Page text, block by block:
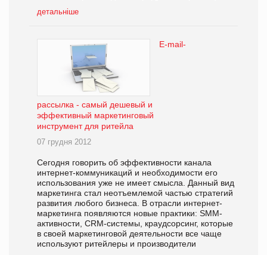
детальніше
E-mail-
рассылка - самый дешевый и
эффективный маркетинговый
инструмент для ритейла
07 грудня 2012
Сегодня говорить об эффективности канала
интернет-коммуникаций и необходимости его
использования уже не имеет смысла. Данный вид
маркетинга стал неотъемлемой частью стратегий
развития любого бизнеса. В отрасли интернет-
маркетинга появляются новые практики: SMM-
активности, CRM-системы, краудсорсинг, которые
в своей маркетинговой деятельности все чаще
используют ритейлеры и производители